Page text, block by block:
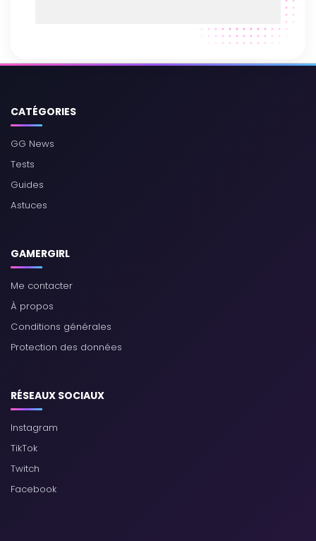
CATÉGORIES
GG News
Tests
Guides
Astuces
GAMERGIRL
Me contacter
À propos
Conditions générales
Protection des données
RÉSEAUX SOCIAUX
Instagram
TikTok
Twitch
Facebook